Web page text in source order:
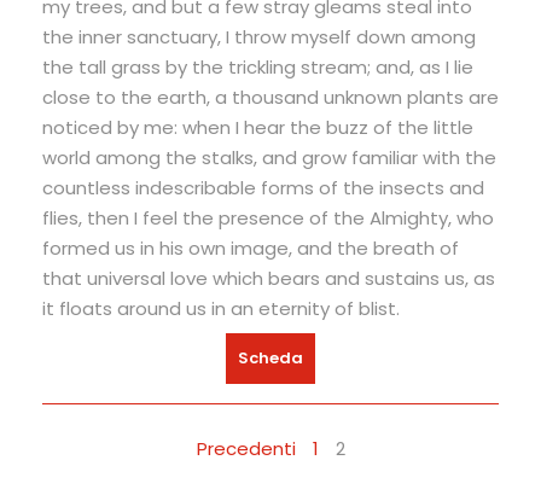
my trees, and but a few stray gleams steal into
the inner sanctuary, I throw myself down among
the tall grass by the trickling stream; and, as I lie
close to the earth, a thousand unknown plants are
noticed by me: when I hear the buzz of the little
world among the stalks, and grow familiar with the
countless indescribable forms of the insects and
flies, then I feel the presence of the Almighty, who
formed us in his own image, and the breath of
that universal love which bears and sustains us, as
it floats around us in an eternity of blist.
Scheda
Precedenti 1 2